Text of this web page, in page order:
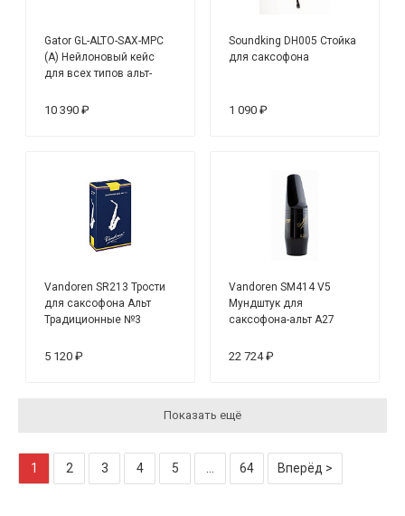
Gator GL-ALTO-SAX-MPC
(A) Нейлоновый кейс
для всех типов альт-
10 390 ₽
Soundking DH005 Стойка
для саксофона
1 090 ₽
Vandoren SR213 Трости
для саксофона Альт
Традиционные №3
5 120 ₽
Vandoren SM414 V5
Мундштук для
саксофона-альт A27
22 724 ₽
Показать ещё
1 2 3 4 5 64 Вперёд >